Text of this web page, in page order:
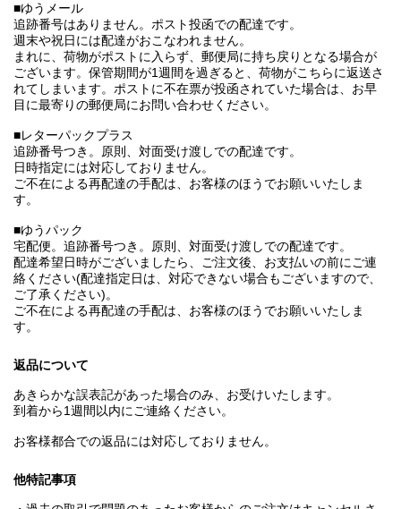
■ゆうメール
追跡番号はありません。ポスト投函での配達です。
週末や祝日には配達がおこなわれません。
まれに、荷物がポストに入らず、郵便局に持ち戻りとなる場合が
ございます。保管期間が1週間を過ぎると、荷物がこちらに返送さ
れてしまいます。ポストに不在票が投函されていた場合は、お早
目に最寄りの郵便局にお問い合わせください。
■レターパックプラス
追跡番号つき。原則、対面受け渡しでの配達です。
日時指定には対応しておりません。
ご不在による再配達の手配は、お客様のほうでお願いいたしま
す。
■ゆうパック
宅配便。追跡番号つき。原則、対面受け渡しでの配達です。
配達希望日時がございましたら、ご注文後、お支払いの前にご連
絡ください(配達指定日は、対応できない場合もございますので、
ご了承ください)。
ご不在による再配達の手配は、お客様のほうでお願いいたしま
す。
返品について
あきらかな誤表記があった場合のみ、お受けいたします。
到着から1週間以内にご連絡ください。
お客様都合での返品には対応しておりません。
他特記事項